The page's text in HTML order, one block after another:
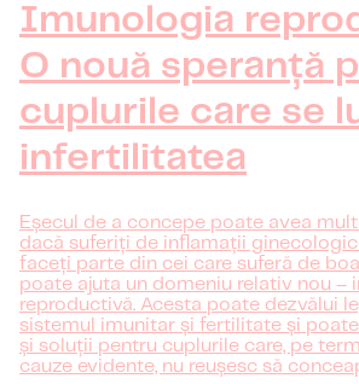
Imunologia
O nouă speranță
cuplurile care se
infertilitatea
Eșecul de a concepe poate avea
dacă suferiți de inflamații
faceți parte din cei care suferă de
poate ajuta un domeniu relativ nou –
reproductivă. Acesta poate dezvălui
sistemul imunitar și fertilitate și
și soluții pentru cuplurile care, pe
cauze evidente, nu reușesc să